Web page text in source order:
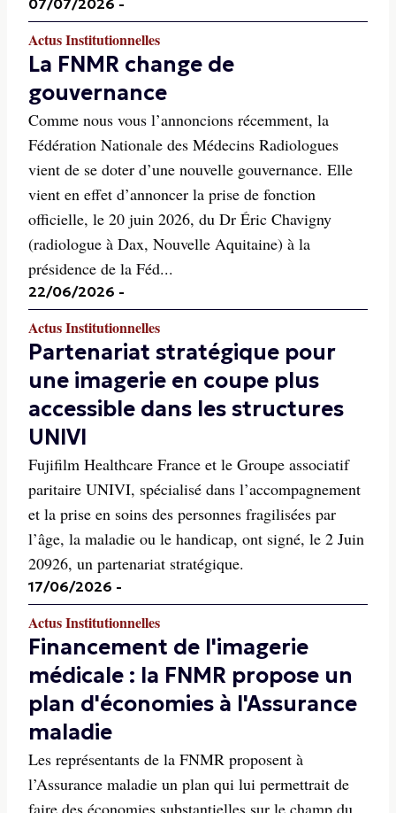
07/07/2026 -
Actus Institutionnelles
La FNMR change de
gouvernance
Comme nous vous l’annoncions récemment, la
Fédération Nationale des Médecins Radiologues
vient de se doter d’une nouvelle gouvernance. Elle
vient en effet d’annoncer la prise de fonction
officielle, le 20 juin 2026, du Dr Éric Chavigny
(radiologue à Dax, Nouvelle Aquitaine) à la
présidence de la Féd...
22/06/2026 -
Actus Institutionnelles
Partenariat stratégique pour
une imagerie en coupe plus
accessible dans les structures
UNIVI
Fujifilm Healthcare France et le Groupe associatif
paritaire UNIVI, spécialisé dans l’accompagnement
et la prise en soins des personnes fragilisées par
l’âge, la maladie ou le handicap, ont signé, le 2 Juin
20926, un partenariat stratégique.
17/06/2026 -
Actus Institutionnelles
Financement de l'imagerie
médicale : la FNMR propose un
plan d'économies à l'Assurance
maladie
Les représentants de la FNMR proposent à
l’Assurance maladie un plan qui lui permettrait de
faire des économies substantielles sur le champ du